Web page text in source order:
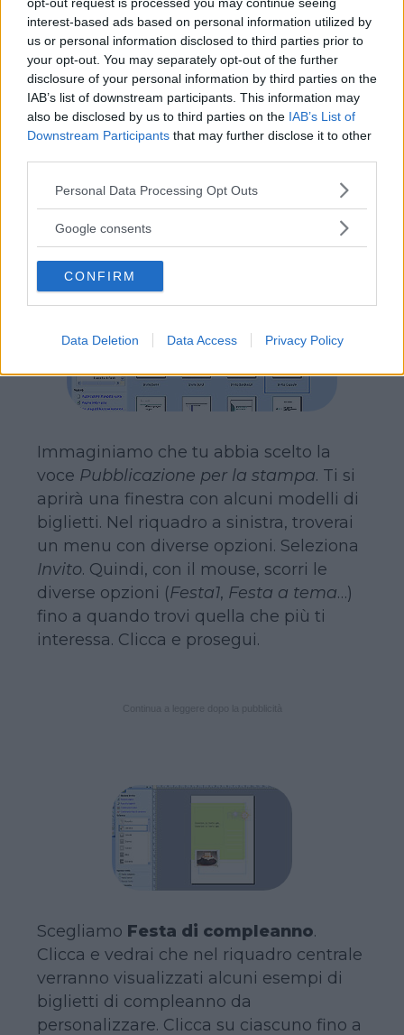
interest-based ads based on personal information utilized by
us or personal information disclosed to third parties prior to
your opt-out. You may separately opt-out of the further
disclosure of your personal information by third parties on the
IAB’s list of downstream participants. This information may
also be disclosed by us to third parties on the IAB’s List of
Downstream Participants that may further disclose it to other
Please note that this website/app uses one or more Google
not limited to your visit or usage behaviour. You may click to
use your data for below specified purposes in below Google
consent section.
Personal Data Processing Opt Outs
Google consents
CONFIRM
Data Deletion Data Access Privacy Policy
che, per molti aspetti, assomiglia un po’
aWord. In alto trovi iMenue laBarra
degli Strumentie a sinistra un riquadro
che ti permette di scegliere il tipo di
pubblicazione che desideri effettuare
(per la stampa nel caso in cui volessi
stampare i tuoi biglietti, da inserire in
una mail…). Il riquadro centrale, invece, è
il tuo foglio di lavoro.
Immaginiamo che tu abbia scelto la
voce Pubblicazione per la stampa. Ti si
aprirà una finestra con alcuni modelli di
biglietti. Nel riquadro a sinistra, troverai
un menu con diverse opzioni. Seleziona
Invito. Quindi, con il mouse, scorri le
diverse opzioni (Festa1, Festa a tema…)
fino a quando trovi quella che più ti
interessa. Clicca e prosegui.
Scegliamo Festa di compleanno.
Clicca e vedrai che nel riquadro centrale
verranno visualizzati alcuni esempi di
biglietti di compleanno da
personalizzare. Clicca su ciascuno fino a